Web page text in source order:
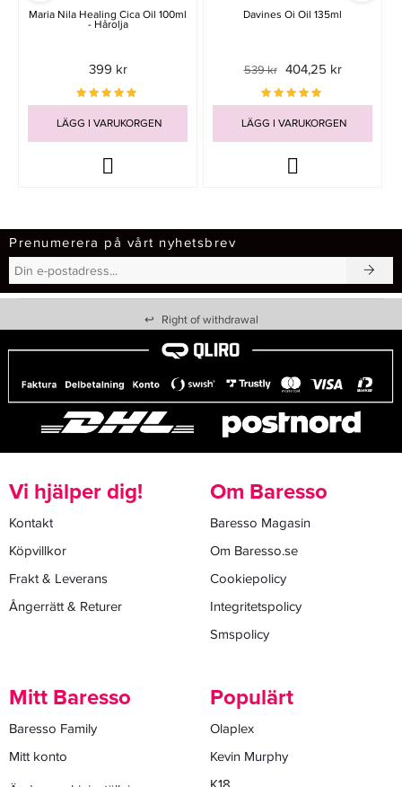
Maria Nila Healing Cica Oil 100ml
- Hårolja
399 kr
LÄGG I VARUKORGEN
Davines Oi Oil 135ml
539 kr 404,25 kr
LÄGG I VARUKORGEN
Prenumerera på vårt nyhetsbrev
↩ Right of withdrawal
Vi hjälper dig!
Kontakt
Köpvillkor
Frakt & Leverans
Ångerrätt & Returer
Om Baresso
Baresso Magasin
Om Baresso.se
Cookiepolicy
Integritetspolicy
Smspolicy
Mitt Baresso
Baresso Family
Mitt konto
Populärt
Olaplex
Kevin Murphy